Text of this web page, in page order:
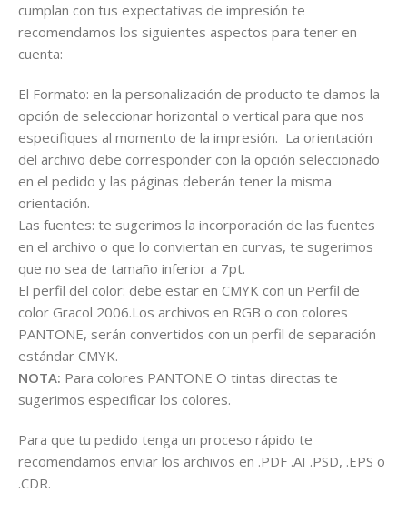
cumplan con tus expectativas de impresión te
recomendamos los siguientes aspectos para tener en
cuenta:
El Formato: en la personalización de producto te damos la
opción de seleccionar horizontal o vertical para que nos
especifiques al momento de la impresión. La orientación
del archivo debe corresponder con la opción seleccionado
en el pedido y las páginas deberán tener la misma
orientación.
Las fuentes: te sugerimos la incorporación de las fuentes
en el archivo o que lo conviertan en curvas, te sugerimos
que no sea de tamaño inferior a 7pt.
El perfil del color: debe estar en CMYK con un Perfil de
color Gracol 2006.Los archivos en RGB o con colores
PANTONE, serán convertidos con un perfil de separación
estándar CMYK.
NOTA: Para colores PANTONE O tintas directas te
sugerimos especificar los colores.
Para que tu pedido tenga un proceso rápido te
recomendamos enviar los archivos en .PDF .AI .PSD, .EPS o
.CDR.